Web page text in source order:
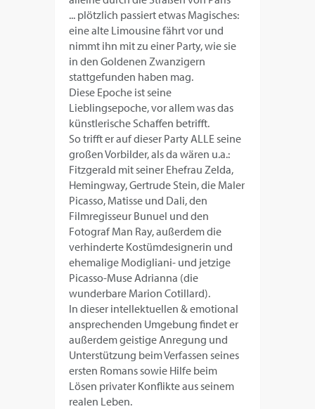
... plötzlich passiert etwas Magisches:
eine alte Limousine fährt vor und
nimmt ihn mit zu einer Party, wie sie
in den Goldenen Zwanzigern
stattgefunden haben mag.
Diese Epoche ist seine
Lieblingsepoche, vor allem was das
künstlerische Schaffen betrifft.
So trifft er auf dieser Party ALLE seine
großen Vorbilder, als da wären u.a.:
Fitzgerald mit seiner Ehefrau Zelda,
Hemingway, Gertrude Stein, die Maler
Picasso, Matisse und Dali, den
Filmregisseur Bunuel und den
Fotograf Man Ray, außerdem die
verhinderte Kostümdesignerin und
ehemalige Modigliani- und jetzige
Picasso-Muse Adrianna (die
wunderbare Marion Cotillard).
In dieser intellektuellen & emotional
ansprechenden Umgebung findet er
außerdem geistige Anregung und
Unterstützung beim Verfassen seines
ersten Romans sowie Hilfe beim
Lösen privater Konflikte aus seinem
realen Leben.